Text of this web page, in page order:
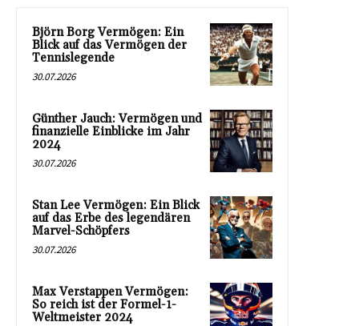
Björn Borg Vermögen: Ein
Blick auf das Vermögen der
Tennislegende
30.07.2026
Günther Jauch: Vermögen und
finanzielle Einblicke im Jahr
2024
30.07.2026
Stan Lee Vermögen: Ein Blick
auf das Erbe des legendären
Marvel-Schöpfers
30.07.2026
Max Verstappen Vermögen:
So reich ist der Formel-1-
Weltmeister 2024